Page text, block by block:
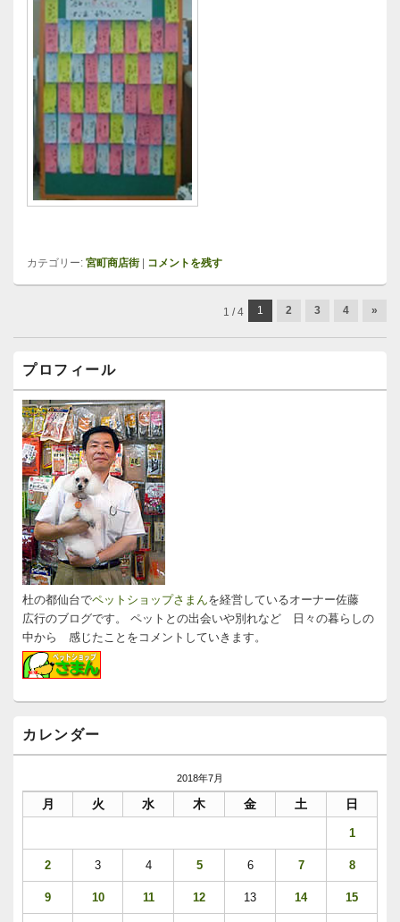
カテゴリー: 宮町商店街 コメントを残す
ビ
ゲ
ー
シ
ョ
ン
1 / 4 1 2 3 4 »
ン
サ
イ
ド
バ
ー
ウ
ィ
ジ
ェ
ッ
ト
エ
リ
ア
プロフィール
杜の都仙台でペットショップさまんを経営しているオーナー佐藤
広行のブログです。 ペットとの出会いや別れなど 日々の暮らしの
中から 感じたことをコメントしていきます。
カレンダー
2018年7月
月 火 水 木 金 土 日
1
2 3 4 5 6 7 8
9 10 11 12 13 14 15